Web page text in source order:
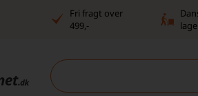
Fri fragt over
499,-